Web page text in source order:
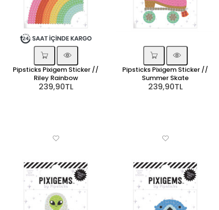
Pipsticks Pixigem Sticker //
Riley Rainbow
239,90TL
Pipsticks Pixigem Sticker //
Summer Skate
239,90TL